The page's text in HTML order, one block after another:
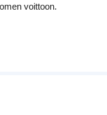
voittoon.